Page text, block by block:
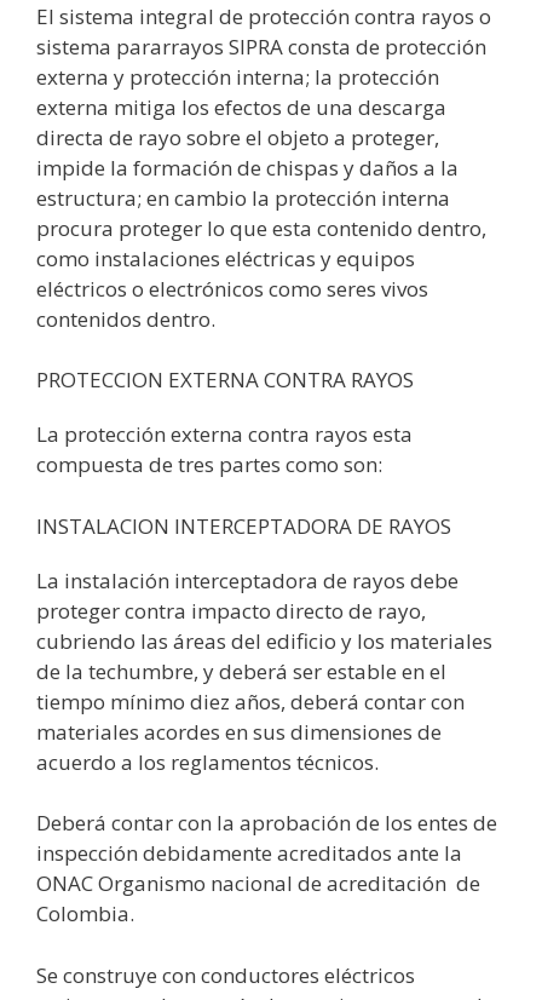
El sistema integral de protección contra rayos o
sistema pararrayos SIPRA consta de protección
externa y protección interna; la protección
externa mitiga los efectos de una descarga
directa de rayo sobre el objeto a proteger,
impide la formación de chispas y daños a la
estructura; en cambio la protección interna
procura proteger lo que esta contenido dentro,
como instalaciones eléctricas y equipos
eléctricos o electrónicos como seres vivos
contenidos dentro.
PROTECCION EXTERNA CONTRA RAYOS
La protección externa contra rayos esta
compuesta de tres partes como son:
INSTALACION INTERCEPTADORA DE RAYOS
La instalación interceptadora de rayos debe
proteger contra impacto directo de rayo,
cubriendo las áreas del edificio y los materiales
de la techumbre, y deberá ser estable en el
tiempo mínimo diez años, deberá contar con
materiales acordes en sus dimensiones de
acuerdo a los reglamentos técnicos.
Deberá contar con la aprobación de los entes de
inspección debidamente acreditados ante la
ONAC Organismo nacional de acreditación de
Colombia.
Se construye con conductores eléctricos